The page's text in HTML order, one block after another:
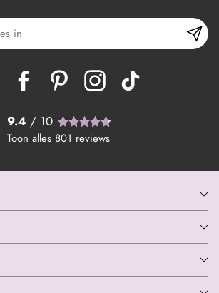
9.4 / 10
Toon alles 801 reviews